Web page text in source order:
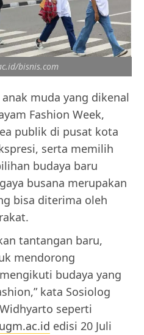
bisnis.com
anak muda yang dikenal
Fashion Week,
publik di pusat kota
serta memilih
budaya baru
busana merupakan
bisa diterima oleh
tantangan baru,
mendorong
budaya yang
kata Sosiolog
seperti
ugm.ac.id edisi 20 Juli